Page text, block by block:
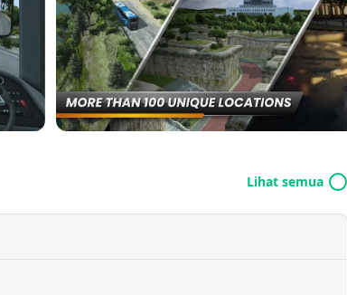
Lihat semua